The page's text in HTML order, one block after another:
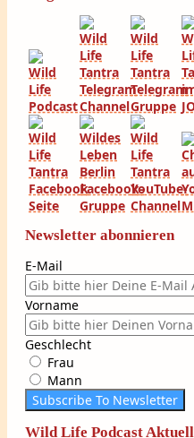
Newsletter abonnieren
E-Mail
Vorname
Geschlecht
Frau
Mann
Subscribe To Newsletter
Wild Life Podcast Aktuell